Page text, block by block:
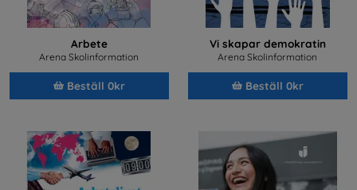
Arbete
Arena Skolinformation
Beställ 0kr
Vi skapar demokratin
Arena Skolinformation
Beställ 0kr